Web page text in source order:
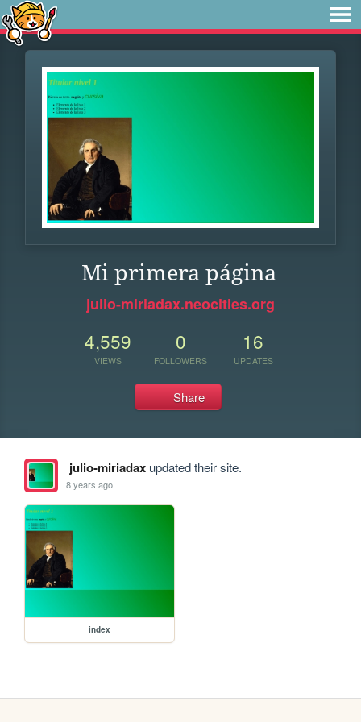
Mi primera página
julio-miriadax.neocities.org
4,559
VIEWS
0
FOLLOWERS
16
UPDATES
Share
julio-miriadaxupdated their site.
8 years ago
index